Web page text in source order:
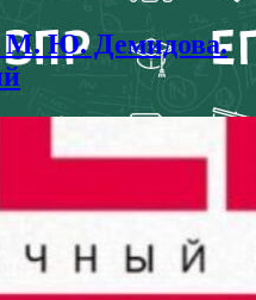
М. Ю. Демидова.